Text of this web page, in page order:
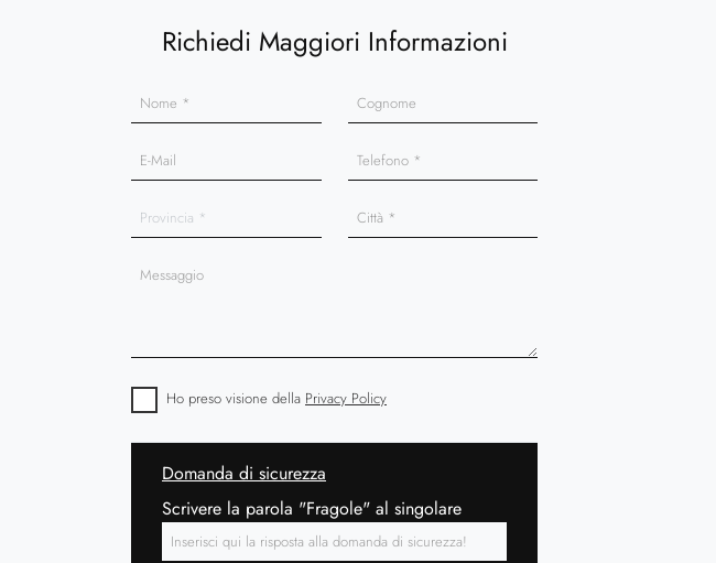
Richiedi Maggiori Informazioni
Ho preso visione della Privacy Policy
Domanda di sicurezza
Scrivere la parola "Fragole" al singolare